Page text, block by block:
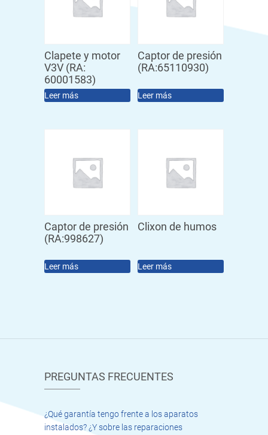
Clapete y motor
V3V (RA:
60001583)
Leer más
Captor de presión
(RA:65110930)
Leer más
Captor de presión
(RA:998627)
Leer más
Clixon de humos
Leer más
PREGUNTAS FRECUENTES
¿Qué garantía tengo frente a los aparatos
instalados? ¿Y sobre las reparaciones